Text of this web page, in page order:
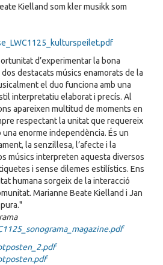
Kielland som kler musikk som
d’experimentar la bona
destacats músics enamorats de la
el duo funciona amb una
interpretatiu elaborat i precís. Al
apareixen multitud de moments en
respectant la unitat que requereix
una enorme independència. És un
la senzillesa, l’afecte i la
músics interpreten aquesta diversos
i sense dilemes estilístics. Ens
humana sorgeix de la interacció
Marianne Beate Kielland i Jan